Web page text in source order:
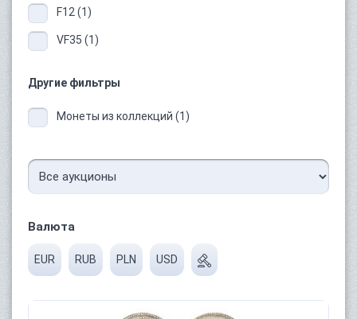
F12 (1)
VF35 (1)
Другие фильтры
Монеты из коллекций (1)
Валюта
EUR RUB PLN USD